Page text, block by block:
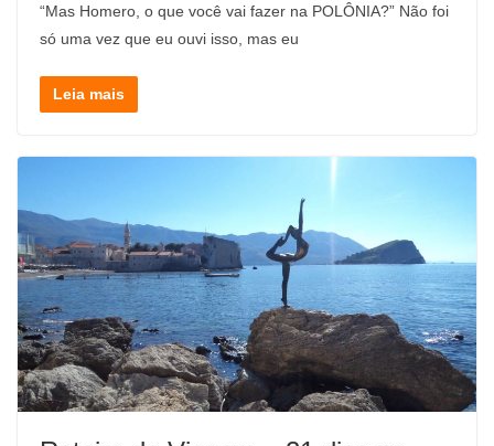
“Mas Homero, o que você vai fazer na POLÔNIA?” Não foi
só uma vez que eu ouvi isso, mas eu
Leia mais